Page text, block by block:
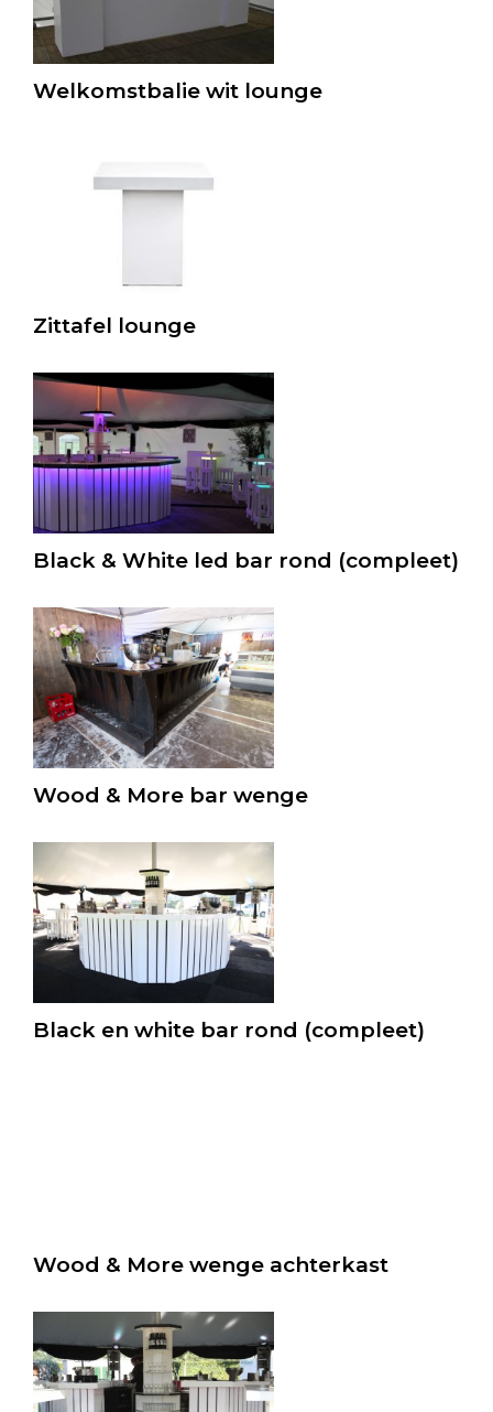
Welkomstbalie wit lounge
Zittafel lounge
Black & White led bar rond (compleet)
Wood & More bar wenge
Black en white bar rond (compleet)
Wood & More wenge achterkast